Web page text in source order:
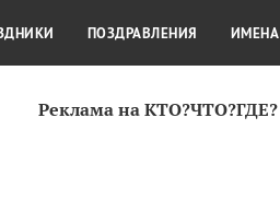
Реклама на КТО?ЧТО?ГДЕ?
КРАСОТА
ПОЗДРАВЛЕНИЯ ИМЕНА